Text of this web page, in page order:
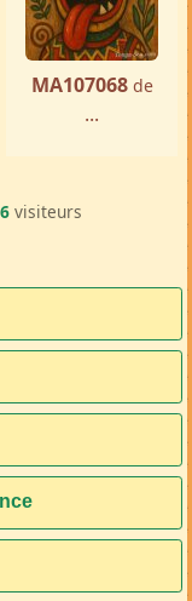
MA107068 de
...
visiteurs